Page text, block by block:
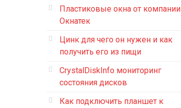
Пластиковые окна от компании
Окнатек
Цинк для чего он нужен и как
получить его из пищи
CrystalDiskInfo мониторинг
состояния дисков
Как подключить планшет к